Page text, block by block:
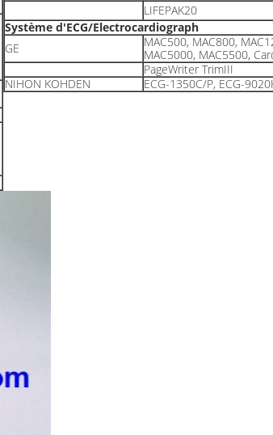
LIFEPAK20
Système d'ECG/Electrocardiograph
GE
MAC500, MAC800,
MAC5000, MAC5500,
PageWriter TrimIII
NIHON KOHDEN
ECG-1350C/P, ECG-